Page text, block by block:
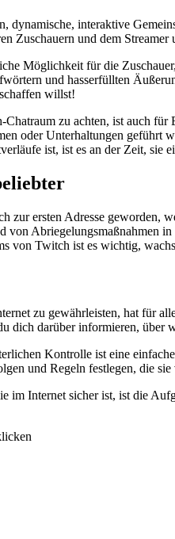
dynamische, interaktive
Zuschauern und dem
Möglichkeit für die
und hasserfüllten
willst!
zu achten, ist auch für
oder Unterhaltungen
ist, ist es an der Zeit, sie
zur ersten Adresse geworden,
von Abriegelungsmaßnahmen
von Twitch ist es wichtig,
zu gewährleisten, hat für
dich darüber informieren, über
Kontrolle ist eine
und Regeln festlegen, die
im Internet sicher ist, ist die